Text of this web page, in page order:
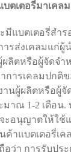
ตเตอรี่มาเคล
มีแบตเตอรี่สำ
ารส่งเคลมแก่ผู้
ผลิตหรือผู้จัดจำ
าการเคลมปกติ
านผู้ผลิตหรือผู้
มาณ 1-2 เดือน.
ะอนุญาตให้ใช้
ค้าแบตเตอรี่เ
อว่า การรับปร